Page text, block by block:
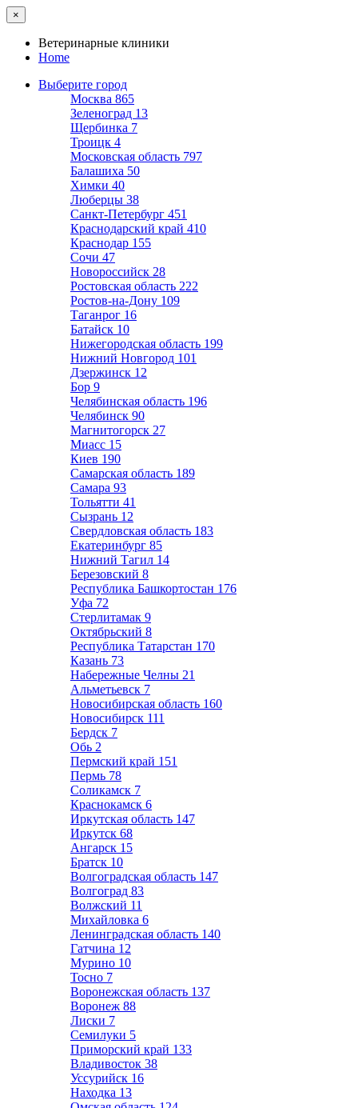
×
Ветеринарные клиники
Home
Выберите город
Москва 865
Зеленоград 13
Щербинка 7
Троицк 4
Московская область 797
Балашиха 50
Химки 40
Люберцы 38
Санкт-Петербург 451
Краснодарский край 410
Краснодар 155
Сочи 47
Новороссийск 28
Ростовская область 222
Ростов-на-Дону 109
Таганрог 16
Батайск 10
Нижегородская область 199
Нижний Новгород 101
Дзержинск 12
Бор 9
Челябинская область 196
Челябинск 90
Магнитогорск 27
Миасс 15
Киев 190
Самарская область 189
Самара 93
Тольятти 41
Сызрань 12
Свердловская область 183
Екатеринбург 85
Нижний Тагил 14
Березовский 8
Республика Башкортостан 176
Уфа 72
Стерлитамак 9
Октябрьский 8
Республика Татарстан 170
Казань 73
Набережные Челны 21
Альметьевск 7
Новосибирская область 160
Новосибирск 111
Бердск 7
Обь 2
Пермский край 151
Пермь 78
Соликамск 7
Краснокамск 6
Иркутская область 147
Иркутск 68
Ангарск 15
Братск 10
Волгоградская область 147
Волгоград 83
Волжский 11
Михайловка 6
Ленинградская область 140
Гатчина 12
Мурино 10
Тосно 7
Воронежская область 137
Воронеж 88
Лиски 7
Семилуки 5
Приморский край 133
Владивосток 38
Уссурийск 16
Находка 13